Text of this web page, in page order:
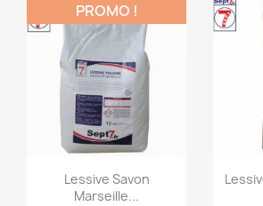
Aperçu rapide
Lessive Savon
Marseille...
PROMO !
